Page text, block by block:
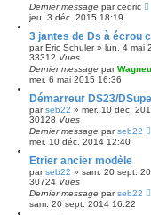
Dernier message parcedric
jeu. 3 déc. 2015 18:19
3 jantes de Ds à écrou
parEric Schuler» lun. 4 mai
33312 Vues
Dernier message par
mer. 6 mai 2015 16:36
Démarreur DS23/
parseb22 » mer. 10 déc.
30128 Vues
Dernier message parseb22
mer. 10 déc. 2014 12:40
Etrier ancier modèle
parseb22 » sam. 20 sept.
30724 Vues
Dernier message parseb22
sam. 20 sept. 2014 16:22